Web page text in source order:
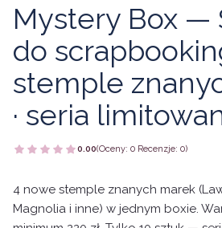
Mystery Box —
do
stemple
· seria
0.00(Oceny: 0 Recenzje: 0)
4 nowe stemple znanych marek
Magnolia i inne) w jednym boxie.